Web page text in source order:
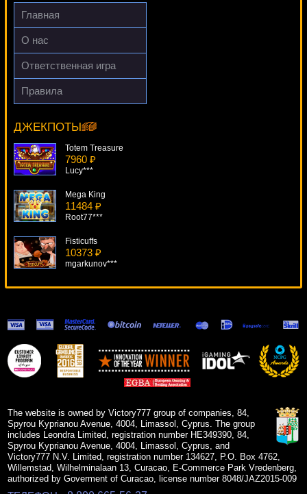
alex***
Главная
О нас
Ответственная игра
Правила
ДЖЕКПОТЫ
Germinator
superman***
Totem Treasure
7960 ₽
Lucy***
Mega King
11484 ₽
Root77***
Fisticuffs
10373 ₽
mgarkunov***
Cool Buck
6868 ₽
SmileLow***
Robin Hood
The website is owned by Victory777 group of companies, 84,
Spyrou Kyprianou Avenue, 4004, Limassol, Cyprus. The group
includes Leondra Limited, registration number HE349390, 84,
Spyrou Kyprianou Avenue, 4004, Limassol, Cyprus, and
Victory777 N.V. Limited, registration number 134627, P.O. Box 4762,
Willemstad, Wilhelminalaan 13, Curacao, E-Commerce Park Vredenberg,
authorized by Goverment of Curacao, license number 8048/JAZ2015-009